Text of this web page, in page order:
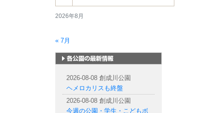
2026年8月
« 7月
2026-08-08 創成川公園
ヘメロカリスも終盤
2026-08-08 創成川公園
今週の公園・学生・こどもボ